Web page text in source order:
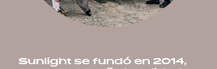
Sunlight se fundó en 2014,